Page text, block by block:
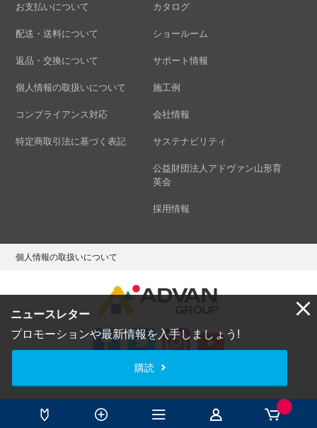
ニュースレター
プロモーションや最新情報を入手しましょう!
購読
お支払いについて
配送・送料について
返品・交換について
個人情報の取扱いについて
コンプライアンス対応
特定商取引法に基づく表記
カタログ
ショールーム
サポート情報
施工例
会社情報
サステナビリティ
公益財団法人アドヴァン山形育
英会
採用情報
個人情報の取扱いについて